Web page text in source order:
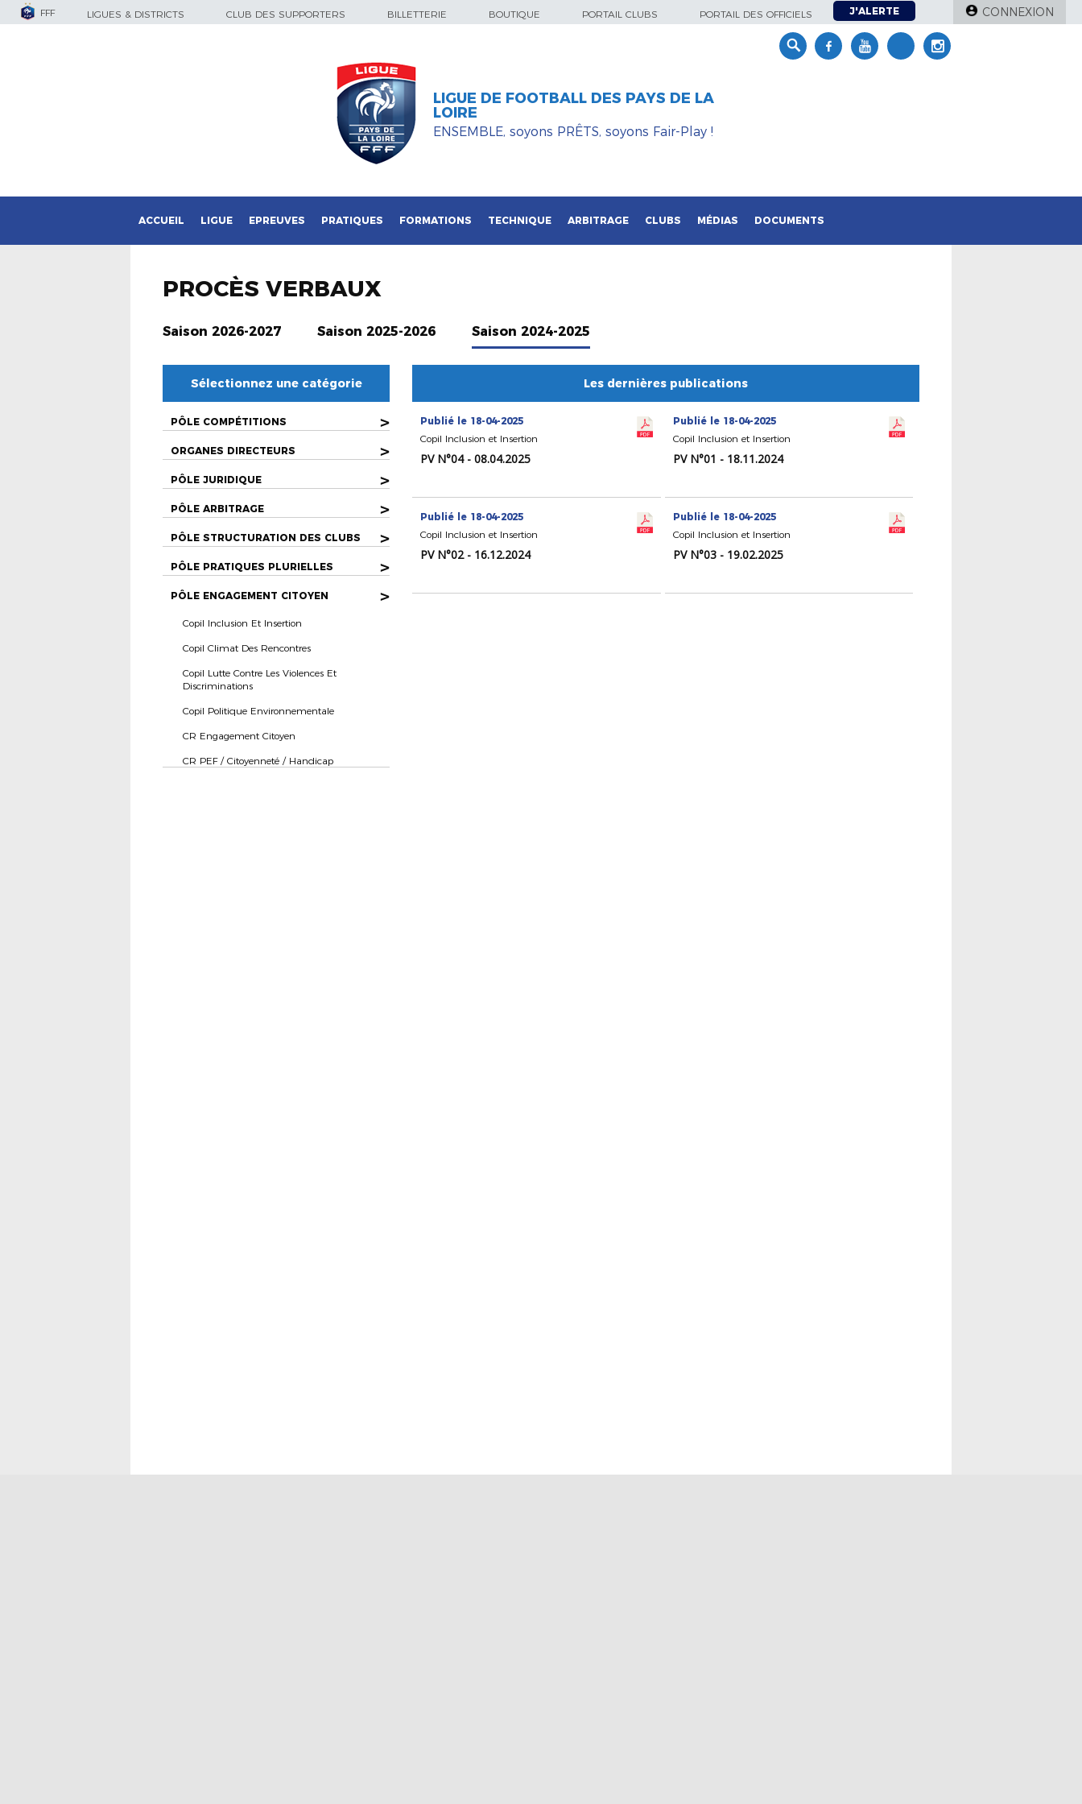
FFF LIGUES & DISTRICTS CLUB DES SUPPORTERS BILLETTERIE BOUTIQUE PORTAIL CLUBS PORTAIL DES OFFICIELS J'ALERTE CONNEXION
LIGUE DE FOOTBALL DES PAYS DE LA
LOIRE
ENSEMBLE, soyons PRÊTS, soyons Fair-Play !
ACCUEIL LIGUE EPREUVES PRATIQUES FORMATIONS TECHNIQUE ARBITRAGE CLUBS MÉDIAS DOCUMENTS
PROCÈS VERBAUX
Saison 2026-2027 Saison 2025-2026 Saison 2024-2025
Sélectionnez une catégorie
PÔLE COMPÉTITIONS >
ORGANES DIRECTEURS >
PÔLE JURIDIQUE >
PÔLE ARBITRAGE >
PÔLE STRUCTURATION DES CLUBS >
PÔLE PRATIQUES PLURIELLES >
PÔLE ENGAGEMENT CITOYEN >
Copil Inclusion Et Insertion
Copil Climat Des Rencontres
Copil Lutte Contre Les Violences Et
Discriminations
Copil Politique Environnementale
CR Engagement Citoyen
CR PEF / Citoyenneté / Handicap
Les dernières publications
Publié le 18-04-2025
Copil Inclusion et Insertion
PV N°04 - 08.04.2025
Publié le 18-04-2025
Copil Inclusion et Insertion
PV N°01 - 18.11.2024
Publié le 18-04-2025
Copil Inclusion et Insertion
PV N°02 - 16.12.2024
Publié le 18-04-2025
Copil Inclusion et Insertion
PV N°03 - 19.02.2025